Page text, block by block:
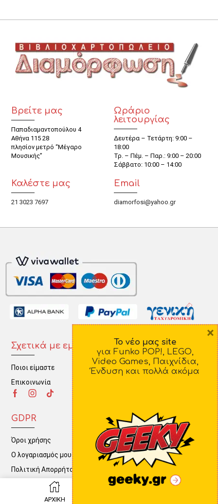
Βρείτε μας
Παπαδιαμαντοπούλου 4
Αθήνα 115 28
πλησίον μετρό “Μέγαρο
Μουσικής”
Ωράριο
λειτουργίας
Δευτέρα – Τετάρτη: 9:00 –
18:00
Τρ. – Πέμ. – Παρ.: 9:00 – 20:00
Σάββατο: 10:00 – 14:00
Καλέστε μας
21 3023 7697
Email
diamorfosi@yahoo.gr
Σχετικά με εμάς
Ποιοι είμαστε
Επικοινωνία
Πληροφορίες
Τρόποι Πληρωμής
GDPR
Όροι χρήσης
Ο λογαριασμός μου
Πολιτική Απορρήτου
ΑΡΧΙΚΗ
Το νέο μας site
για Funko POP!, LEGO,
Video Games, Παιχνίδια,
Ένδυση και πολλά ακόμα
×